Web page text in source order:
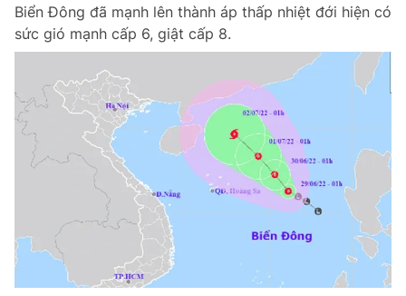
Biển Đông đã mạnh lên thành áp thấp nhiệt đới hiện có
sức gió mạnh cấp 6, giật cấp 8.